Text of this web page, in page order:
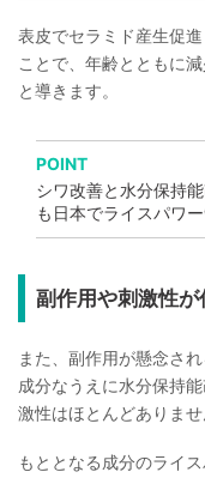
表皮でセラミド産生促
ことで、年齢とともに
と導きます。
POINT
シワ改善と水分保持
も日本でライスパワ
副作用や刺激性
また、副作用が懸念さ
成分なうえに水分保持
激性はほとんどありませ
もととなる成分のライ